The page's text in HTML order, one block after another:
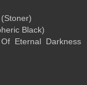
Black)
Eternal Darkness